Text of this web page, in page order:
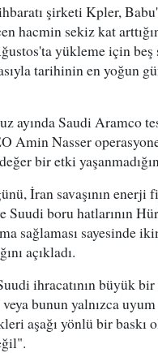
şirketi Kpler,
hacmin sekiz kat
yükleme için
tarihinin en yoğun
ayında Saudi Aramco
Amin Nasser
bir etki
İran savaşının enerji
Suudi boru hatlarının
sağlaması sayesinde
açıkladı.
ihracatının büyük bir
veya bunun yalnızca uyum
aşağı yönlü bir baskı